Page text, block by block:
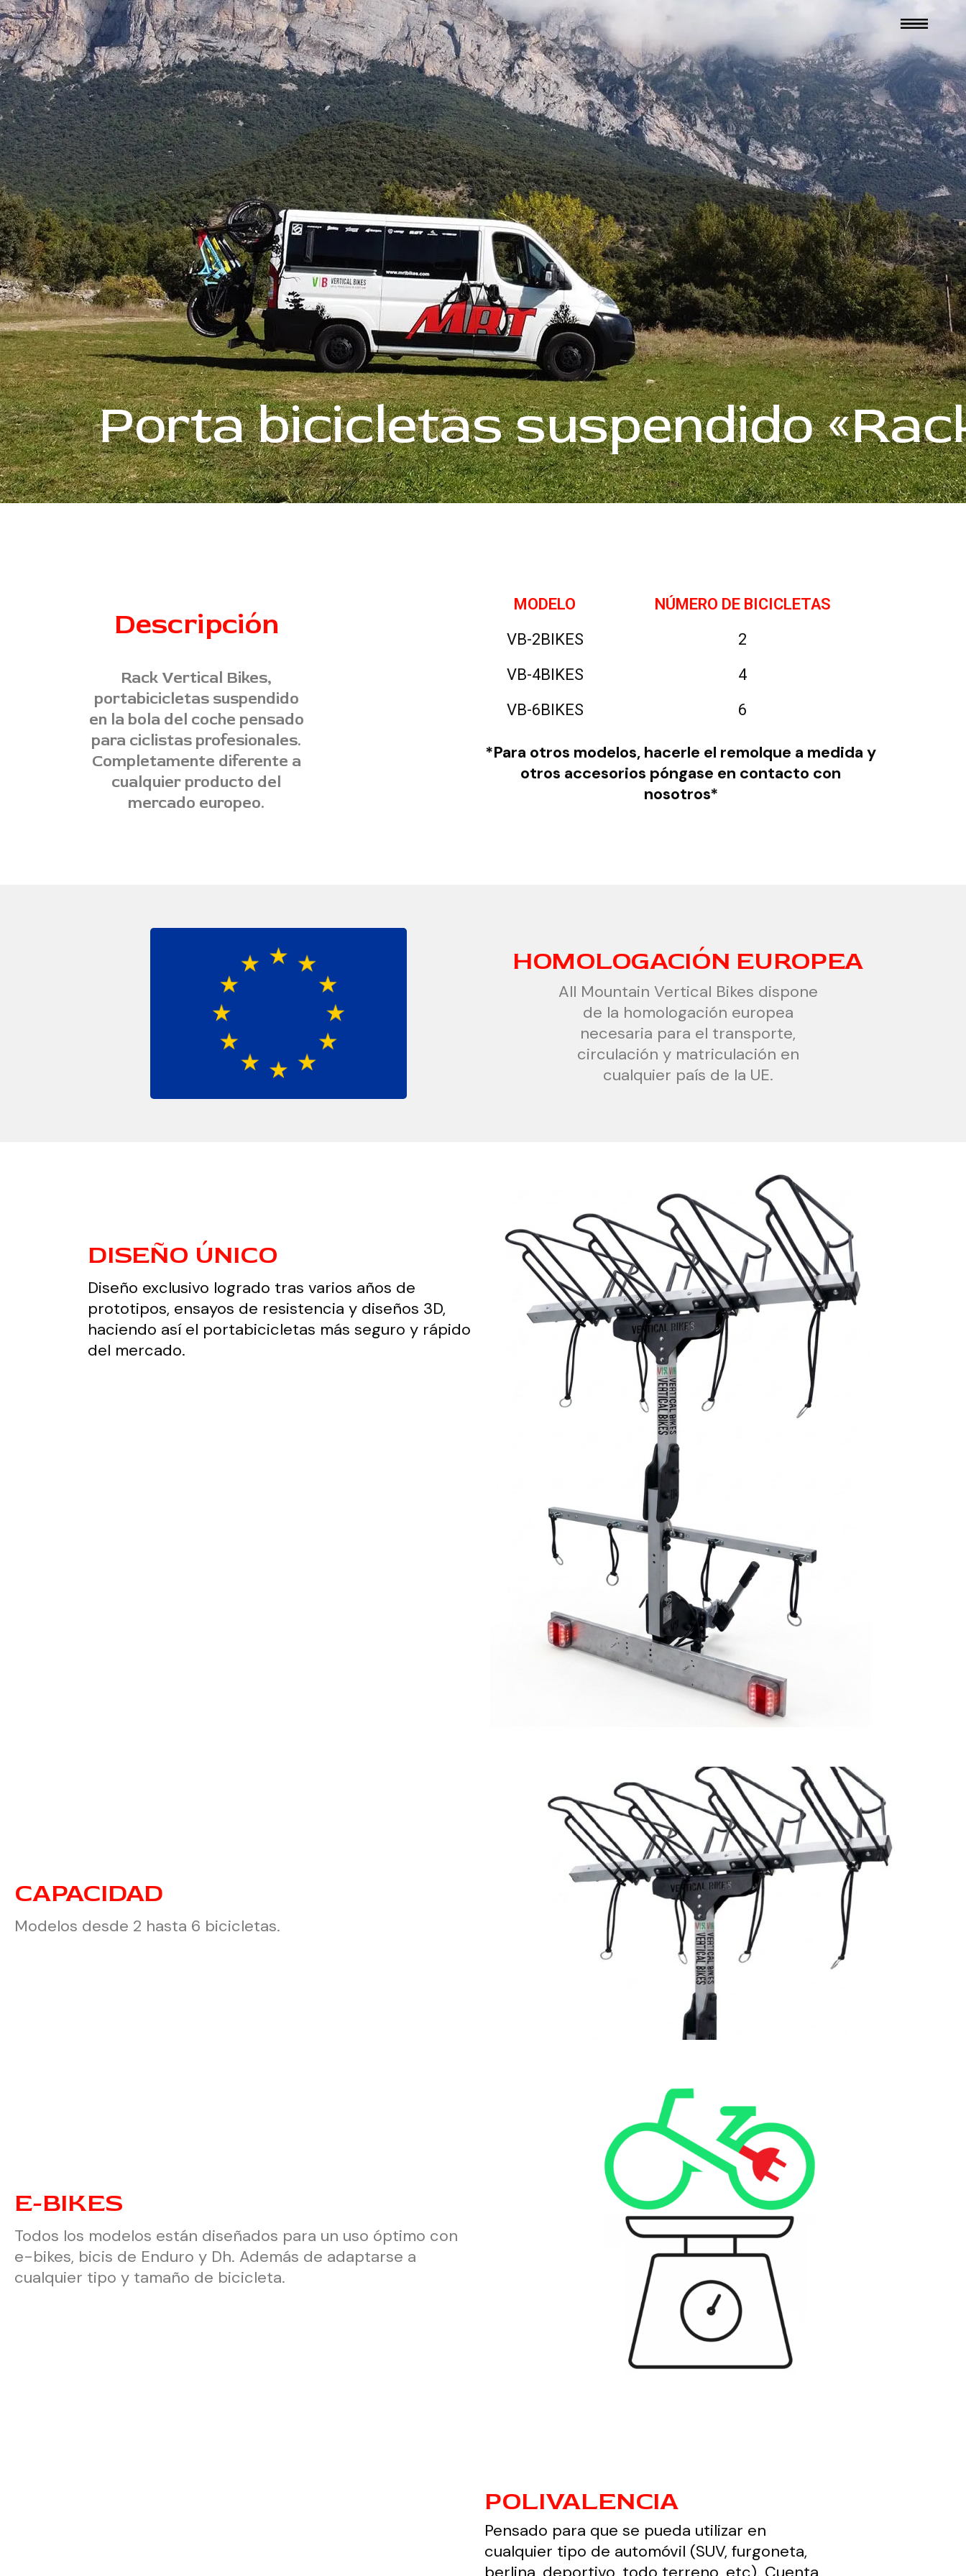
Porta bicicletas suspendido
Descripción
Rack Vertical Bikes,
portabicicletas suspendido
en la bola del coche pensado
para ciclistas profesionales.
Completamente diferente a
cualquier producto del
mercado europeo.
MODELO
NÚMERO DE BICICLETAS
VB-2BIKES
2
VB-4BIKES
4
VB-6BIKES
6
*Para otros modelos, hacerle el remolque a medida y
otros accesorios póngase en contacto con
nosotros*
HOMOLOGACIÓN EUROPEA
All Mountain Vertical Bikes dispone
de la homologación europea
necesaria para el transporte,
circulación y matriculación en
cualquier país de la UE.
DISEÑO ÚNICO
Diseño exclusivo logrado tras varios años de
prototipos, ensayos de resistencia y diseños 3D,
haciendo así el portabicicletas más seguro y rápido
del mercado.
CAPACIDAD
Modelos desde 2 hasta 6 bicicletas.
E-BIKES
Todos los modelos están diseñados para un uso óptimo con
e-bikes, bicis de Enduro y Dh. Además de adaptarse a
cualquier tipo y tamaño de bicicleta.
POLIVALENCIA
Pensado para que se pueda utilizar en
cualquier tipo de automóvil (SUV, furgoneta,